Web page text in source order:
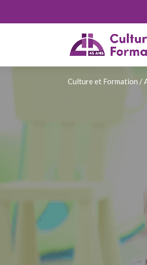
Culture et Formation/